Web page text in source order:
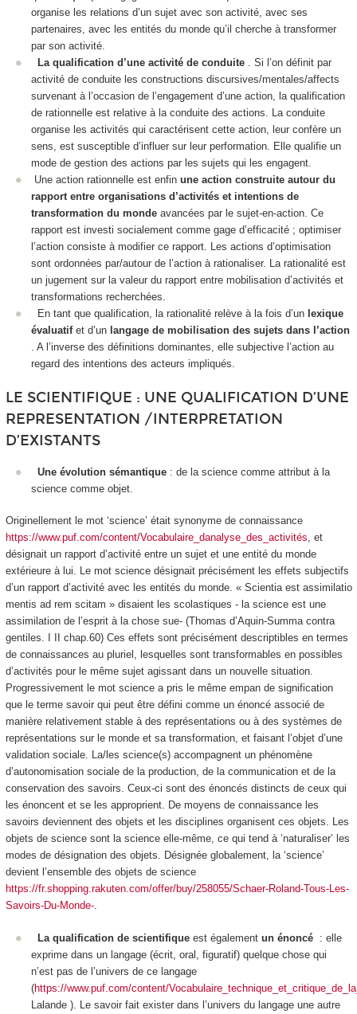
organise les relations d’un sujet avec son activité, avec ses
partenaires, avec les entités du monde qu’il cherche à transformer
par son activité.
La qualification d’une activité de conduite
. Si l’on définit par
activité de conduite les constructions discursives/mentales/affects
survenant à l’occasion de l’engagement d’une action, la qualification
de rationnelle est relative à la conduite des actions. La conduite
organise les activités qui caractérisent cette action, leur confère un
sens, est susceptible d’influer sur leur performation. Elle qualifie un
mode de gestion des actions par les sujets qui les engagent.
Une action rationnelle est enfin une action construite autour du
rapport entre organisations d’activités et intentions de
transformation du monde avancées par le sujet-en-action . Ce
rapport est investi socialement comme gage d’efficacité ; optimiser
l’action consiste à modifier ce rapport. Les actions d’optimisation
sont ordonnées par/autour de l’action à rationaliser. La rationalité est
un jugement sur la valeur du rapport entre mobilisation d’activités et
transformations recherchées.
En tant que qualification, la rationalité relève à la fois d’un lexique
évaluatif et d’un langage de mobilisation des sujets dans l’action
. A l’inverse des définitions dominantes, elle subjective l’action au
regard des intentions des acteurs impliqués.
LE SCIENTIFIQUE : UNE QUALIFICATION D’UNE
REPRESENTATION /INTERPRETATION
D’EXISTANTS
Une évolution sémantique : de la science comme attribut à la
science comme objet
Originellement le mot ‘science’ était synonyme de connaissance
https://www.puf.com/content/Vocabulaire_danalyse_des_activités, et
désignait un rapport d’activité entre un sujet et une entité du monde
extérieure à lui. Le mot science désignait précisément les effets subjectifs
d’un rapport d’activité avec les entités du monde. « Scientia est assimilatio
mentis ad rem scitam » disaient les scolastiques - la science est une
assimilation de l’esprit à la chose sue- (Thomas d’Aquin-Summa contra
gentiles. I II chap.60) Ces effets sont précisément descriptibles en termes
de connaissances au pluriel, lesquelles sont transformables en possibles
d’activités pour le même sujet agissant dans un nouvelle situation.
Progressivement le mot science a pris le même empan de signification
que le terme savoirqui peut être défini comme un énoncéassocié de
manière relativement stable à des représentations ou à des systèmes de
représentations sur le monde et sa transformation, et faisant l’objet d’une
validation sociale. La/les science(s) accompagnent un phénomène
d’autonomisation socialede la production, de la communication et de la
conservation des savoirs. Ceux-ci sont des énoncés distincts de ceux qui
les énoncent et se les approprient. De moyens de connaissance les
savoirs deviennent des objets et les disciplines organisent ces objets. Les
objets de science sont la science elle-même, ce qui tend à ‘naturaliser’ les
modes de désignation des objets. Désignée globalement, la ‘science’
devient l’ensemble des objets de science
https://fr.shopping.rakuten.com/offer/buy/258055/Schaer-Roland-Tous-Les-
Savoirs-Du-Monde-.
La qualification de scientifique est également un énoncé : elle
exprime dans un langage (écrit, oral, figuratif) quelque chose qui
n’est pas de l’univers de ce langage
(https://www.puf.com/content/
Lalande ). Le savoir fait exister dans l’univers du langage une autre